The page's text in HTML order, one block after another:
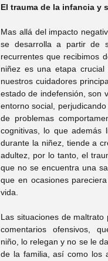
El trauma de la infancia y
Mas allá del impacto
se desarrolla a partir de
recurrentes que recibimos
niñez es una etapa
nuestros cuidadores
estado de indefensión, son
entorno social,
de problemas
cognitivas, lo que además
durante la niñez, tiende a
adultez, por lo tanto, el
que no se encuentra una
que en ocasiones
vida.
Las situaciones de maltrato
comentarios ofensivos,
niño, lo relegan y no se le
de la familia, así como los